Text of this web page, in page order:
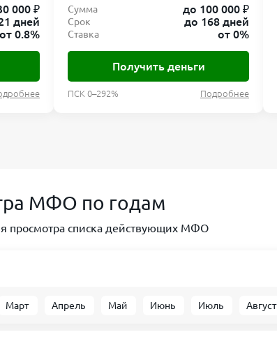
000 ₽
дней
от 0.8%
Сумма до 100 000 ₽
Срок до 168 дней
Ставка от 0%
Получить деньги
ПСК 0–292% Подробнее
МФО по годам
просмотра списка действующих МФО
Март Апрель Май Июнь Июль Август